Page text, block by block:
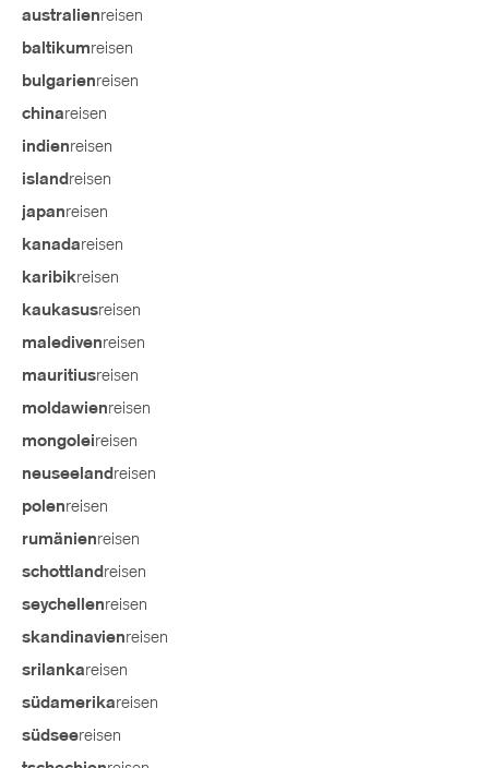
australienreisen
baltikumreisen
bulgarienreisen
chinareisen
indienreisen
island reisen
japanreisen
kanadareisen
karibikreisen
kaukasusreisen
maledivenreisen
mauritiusreisen
moldawienreisen
mongoleireisen
neuseeland reisen
polenreisen
rumänienreisen
schottland reisen
seychellenreisen
skandinavienreisen
srilankareisen
südamerikareisen
südseereisen